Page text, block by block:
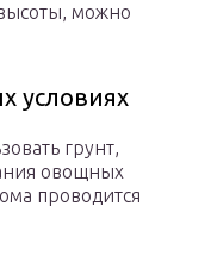
высоты, можно
условиях
грунт,
овощных
проводится